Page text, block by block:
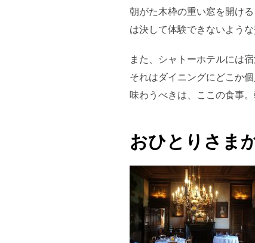
朝がた木枠の重い窓を開け
は決して体験できないよう
また、シャトーホテルには
それはダイニングにどこか
味わうべきは、ここの食事
おひとりさま